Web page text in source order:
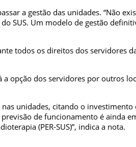
a gestão das unidades. “Não
SUS. Um modelo de gestão
todos os direitos dos servidores
opção dos servidores por outros
unidades, citando o
de funcionamento é ainda
(PER-SUS)”, indica a nota.